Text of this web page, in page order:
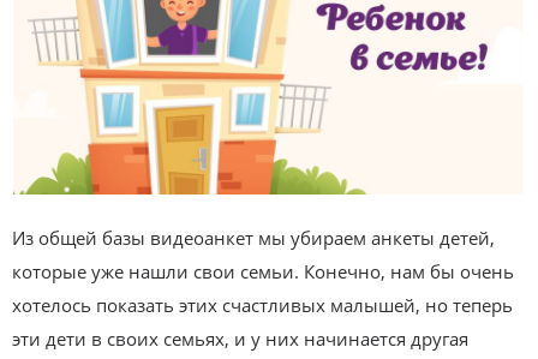
Из общей базы видеоанкет мы убираем анкеты детей,
которые уже нашли свои семьи. Конечно, нам бы очень
хотелось показать этих счастливых малышей, но теперь
эти дети в своих семьях, и у них начинается другая